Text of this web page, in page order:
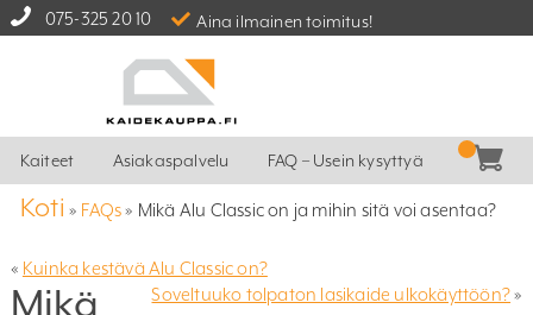
075-325 20 10 Aina ilmainen toimitus!
Kaiteet Asiakaspalvelu FAQ – Usein kysyttyä
Koti » FAQs» Mikä Alu Classic on ja mihin sitä voi asentaa?
« Kuinka kestävä Alu Classic on?
Soveltuuko tolpaton lasikaide ulkokäyttöön?»
Mikä